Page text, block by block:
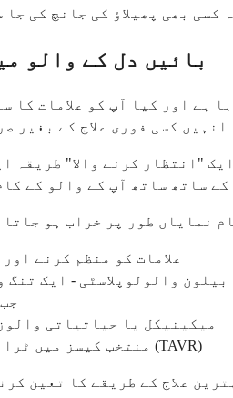
کسی بھی پھیلاؤ کی جانچ کی
بائیں دل کے والو
ہے اور کیا آپ کو علامات کا
کسی فوری علاج کے بغیر
"انتظار کرنے والا" طریقہ
ساتھ ساتھ آپ کے والو کے
علامات کو منظم کرنے
بیلون والولوپلاسٹی - ایک
میکینیکل یا حیاتیاتی
منتخب کیسز میں ٹرانسکیٹیر ایورٹک والو ریپلیسمنٹ (TAVR)
علاج کے طریقے کا تعین